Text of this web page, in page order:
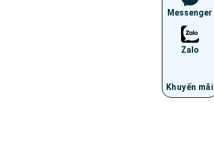
Messenger
Zalo
Khuyến mãi